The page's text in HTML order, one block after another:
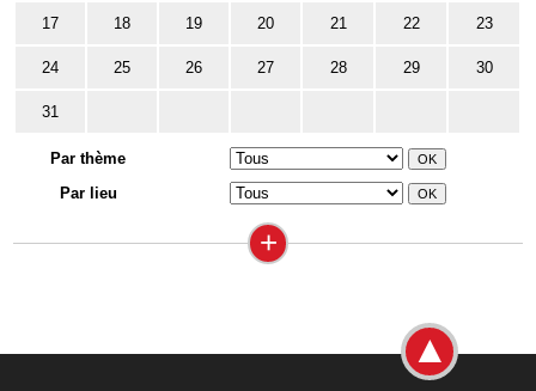
17 18 19 20 21 22 23
24 25 26 27 28 29 30
31
Par thème
Par lieu
+